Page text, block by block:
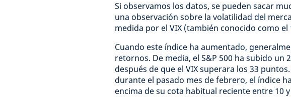
Si observamos los datos, se pueden sacar
una observación sobre la volatilidad del
medida por el VIX (también conocido como
Cuando este índice ha aumentado,
retornos. De media, el S&P 500 ha subido un
después de que el VIX superara los 33
durante el pasado mes de febrero, el índice
encima de su cota habitual reciente entre 10 y